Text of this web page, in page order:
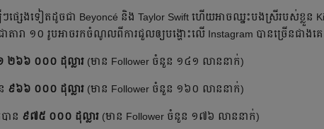
ផ្សេង​ទៀត​ដូច​ជា​ Beyoncé និង​ Taylor Swift ហើយ​អាច​ឈ្នះ​បង​​ស្រី​របស់​ខ្លួន
តារា ១០ រូប​អាច​រក​ចំណូល​ពី​ការ​​ជួល​ឲ្យ​បង្ហោះ​លើ Instagram បាន​ច្រើន​ជាង​គ
២៦៦ ០០០ ដុល្លារ (មាន Follower ចំនួន ១៤១ លាន​នាក់)
៩៦៦ ០០០ ដុល្លារ (មាន​ Follower ចំនួន ១៦០ លាន​នាក់)
ាន​ ៩៧៥ ០០០ ដុល្លារ (មាន Follower ចំនួន ១៧៦ លាន​នាក់)